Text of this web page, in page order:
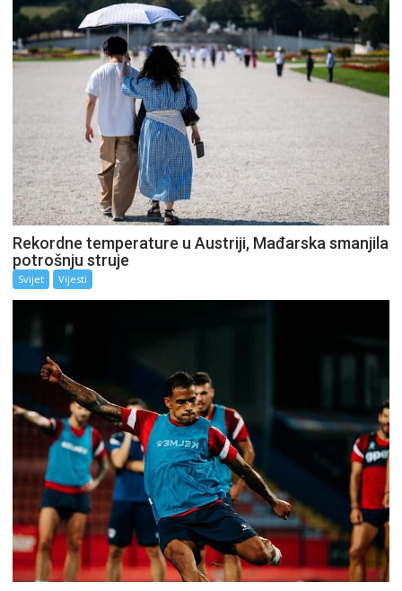
Rekordne temperature u Austriji, Mađarska smanjila
potrošnju struje
Svijet Vijesti